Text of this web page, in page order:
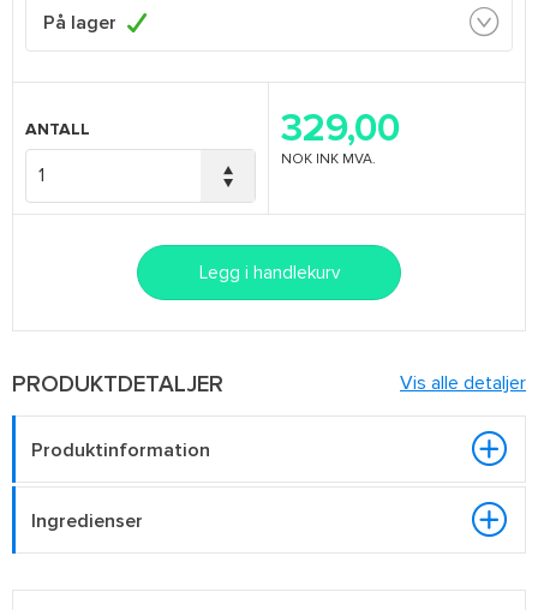
På lager
ANTALL 329,00
NOK INK MVA.
Legg i handlekurv
PRODUKTDETALJER Vis alle detaljer
Produktinformation
Ingredienser